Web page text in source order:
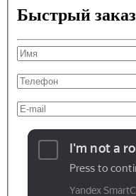
Быстрый заказ